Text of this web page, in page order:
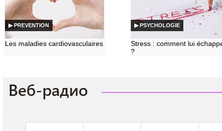
▶ PREVENTION
Les maladies cardiovasculaires
▶ PSYCHOLOGIE
Stress : comment lui
?